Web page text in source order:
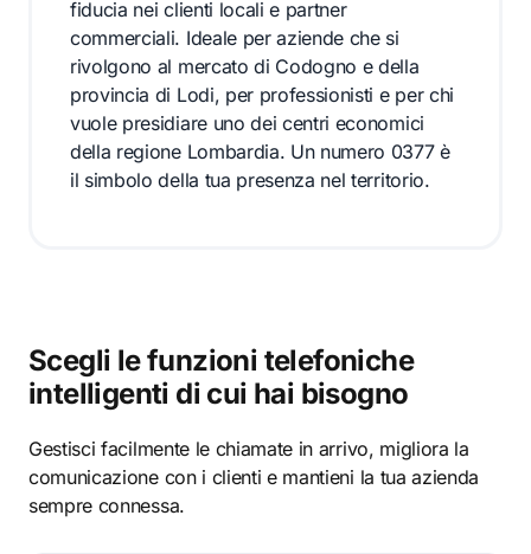
fiducia nei clienti locali e partner
commerciali. Ideale per aziende che si
rivolgono al mercato di Codogno e della
provincia di Lodi, per professionisti e per chi
vuole presidiare uno dei centri economici
della regione Lombardia. Un numero 0377 è
il simbolo della tua presenza nel territorio.
Scegli le funzioni telefoniche
intelligenti di cui hai bisogno
Gestisci facilmente le chiamate in arrivo, migliora la
comunicazione con i clienti e mantieni la tua azienda
sempre connessa.